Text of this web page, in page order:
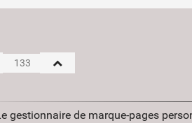
gestionnaire de marque-pages